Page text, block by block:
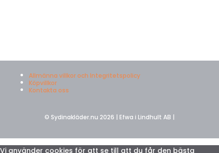
Allmänna villkor och Integritetspolicy
Köpvillkor
Kontakta oss
© Sydinakläder.nu 2026 | Efwa i Lindhult AB |
Vi använder cookies för att se till att du får den bästa